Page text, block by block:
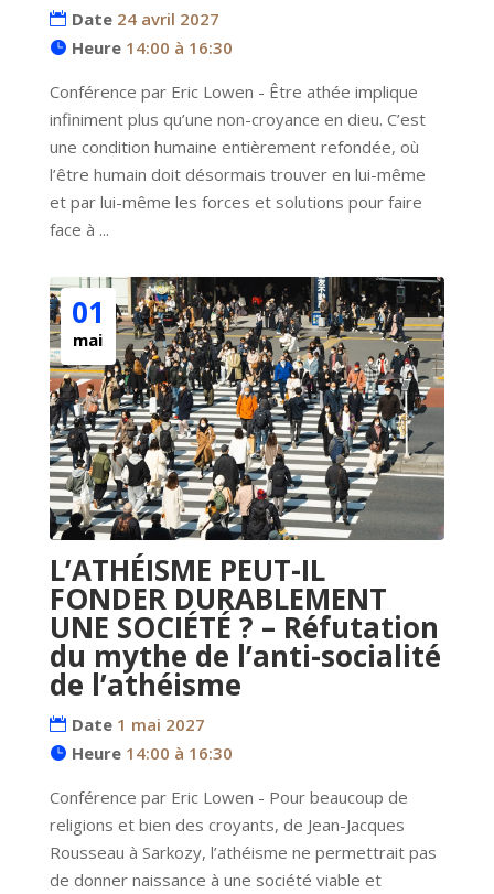
Date 24 avril 2027
Heure 14:00 à 16:30
Conférence par Eric Lowen - Être athée implique
infiniment plus qu’une non-croyance en dieu. C’est
une condition humaine entièrement refondée, où
l’être humain doit désormais trouver en lui-même
et par lui-même les forces et solutions pour faire
face à ...
01
mai
L’ATHÉISME PEUT-IL
FONDER DURABLEMENT
UNE SOCIÉTÉ ? – Réfutation
du mythe de l’anti-socialité
de l’athéisme
Date 1 mai 2027
Heure 14:00 à 16:30
Conférence par Eric Lowen - Pour beaucoup de
religions et bien des croyants, de Jean-Jacques
Rousseau à Sarkozy, l’athéisme ne permettrait pas
de donner naissance à une société viable et